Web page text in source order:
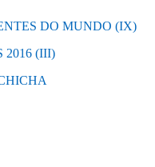
DO MUNDO (IX)
2016 (III)